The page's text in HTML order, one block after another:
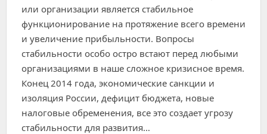
или организации является стабильное
функционирование на протяжение всего времени
и увеличение прибыльности. Вопросы
стабильности особо остро встают перед любыми
организациями в наше сложное кризисное время.
Конец 2014 года, экономические санкции и
изоляция России, дефицит бюджета, новые
налоговые обременения, все это создает угрозу
стабильности для развития…